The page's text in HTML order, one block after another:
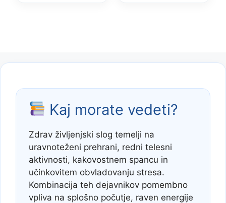
Kaj morate vedeti?
Zdrav življenjski slog temelji na
uravnoteženi prehrani, redni telesni
aktivnosti, kakovostnem spancu in
učinkovitem obvladovanju stresa.
Kombinacija teh dejavnikov pomembno
vpliva na splošno počutje, raven energije